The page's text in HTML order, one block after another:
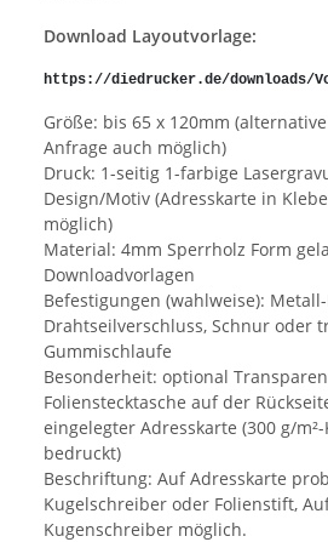
Download Layoutvorlage:
https://diedrucker.de/downloads/
Größe: bis 65 x 120mm
Anfrage auch möglich)
Druck: 1-seitig 1-farbige
Design/Motiv (Adresskarte in
möglich)
Material: 4mm Sperrholz Form
Downloadvorlagen
Befestigungen (wahlweise):
Drahtseilverschluss, Schnur oder
Gummischlaufe
Besonderheit: optional
Folienstecktasche auf der
eingelegter Adresskarte (300 g/
bedruckt)
Beschriftung: Auf Adresskarte
Kugelschreiber oder Folienstift,
Kugenschreiber möglich.